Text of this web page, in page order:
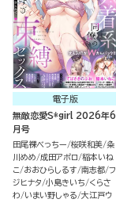
電子版
無敵恋愛S*girl 2026年6
月号
田尾裸べっちー 桜咲和美 粂
川めめ 成田アポロ 稲本いね
こ
おおひらしるす 南志都 フ
ジヒナタ 小島きいち
くらさ
わ
いまい野しゃる 大江戸ウ